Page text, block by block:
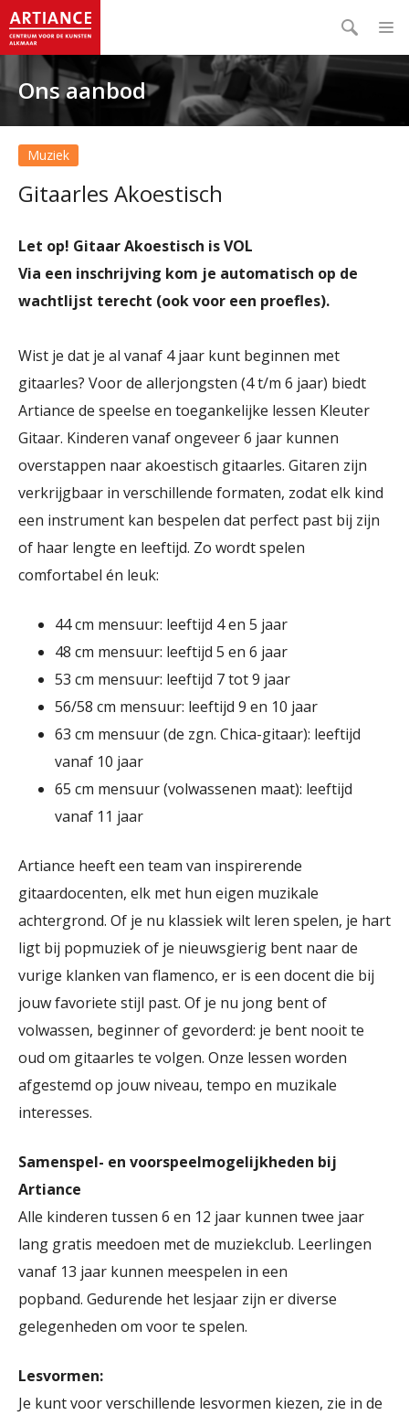
Ons aanbod
Muziek
Gitaarles Akoestisch
Let op! Gitaar Akoestisch is VOL
Via een inschrijving kom je automatisch op de
wachtlijst terecht (ook voor een proefles).
Wist je dat je al vanaf 4 jaar kunt beginnen met
gitaarles? Voor de allerjongsten (4 t/m 6 jaar) biedt
Artiance de speelse en toegankelijke lessen Kleuter
Gitaar. Kinderen vanaf ongeveer 6 jaar kunnen
overstappen naar akoestisch gitaarles. Gitaren zijn
verkrijgbaar in verschillende formaten, zodat elk kind
een instrument kan bespelen dat perfect past bij zijn
of haar lengte en leeftijd. Zo wordt spelen
comfortabel én leuk:
44 cm mensuur: leeftijd 4 en 5 jaar
48 cm mensuur: leeftijd 5 en 6 jaar
53 cm mensuur: leeftijd 7 tot 9 jaar
56/58 cm mensuur: leeftijd 9 en 10 jaar
63 cm mensuur (de zgn. Chica-gitaar): leeftijd
vanaf 10 jaar
65 cm mensuur (volwassenen maat): leeftijd
vanaf 11 jaar
Artiance heeft een team van inspirerende
gitaardocenten, elk met hun eigen muzikale
achtergrond. Of je nu klassiek wilt leren spelen, je hart
ligt bij popmuziek of je nieuwsgierig bent naar de
vurige klanken van flamenco, er is een docent die bij
jouw favoriete stijl past. Of je nu jong bent of
volwassen, beginner of gevorderd: je bent nooit te
oud om gitaarles te volgen. Onze lessen worden
afgestemd op jouw niveau, tempo en muzikale
interesses.
Samenspel- en voorspeelmogelijkheden bij
Artiance
Alle kinderen tussen 6 en 12 jaar kunnen twee jaar
lang gratis meedoen met de muziekclub. Leerlingen
vanaf 13 jaar kunnen meespelen in een
popband. Gedurende het lesjaar zijn er diverse
gelegenheden om voor te spelen.
Lesvormen:
Je kunt voor verschillende lesvormen kiezen, zie in de